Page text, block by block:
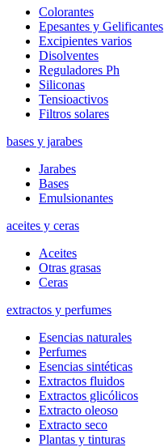
Colorantes
Epesantes y Gelificantes
Excipientes varios
Disolventes
Reguladores Ph
Siliconas
Tensioactivos
Filtros solares
bases y jarabes
Jarabes
Bases
Emulsionantes
aceites y ceras
Aceites
Otras grasas
Ceras
extractos y perfumes
Esencias naturales
Perfumes
Esencias sintéticas
Extractos fluidos
Extractos glicólicos
Extracto oleoso
Extracto seco
Plantas y tinturas